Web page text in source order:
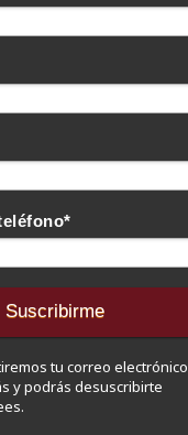
*
tu correo electrónico
y podrás desuscribirte